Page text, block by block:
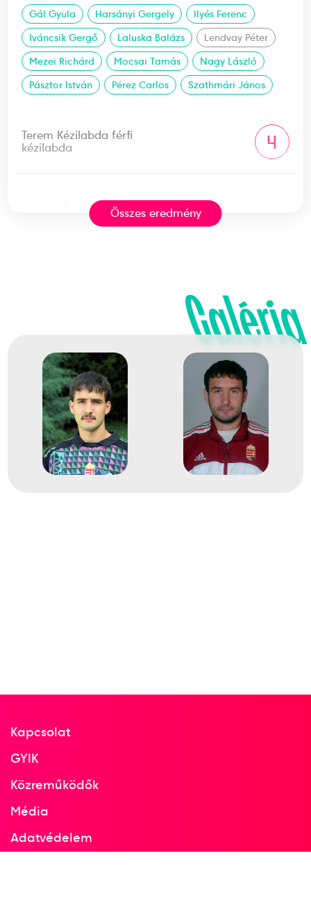
Gál Gyula
Harsányi Gergely
Ilyés Ferenc
Iváncsik Gergő
Laluska Balázs
Lendvay Péter
Mezei Richárd
Mocsai Tamás
Nagy László
Pásztor István
Pérez Carlos Szathmári János
Terem Kézilabda férfi
kézilabda
4
1992. júl.
Barcelona
XXV. nyári olimpiai játékok
Csicsay Ottó
Csoknyai István
Füzesi Ferenc Zoltán
Győrffy Sándor
Horváth Attila
Iváncsik Mihály
Marosi László
Mezei Richárd
Sibalin Jakab
Sótonyi László
Szathmári János
Zubjuk Igor
Zubjuk Igor
Terem Kézilabda férfi
Összes eredmény
Galéria
Kapcsolat
GYIK
Közreműködők
Média
Adatvédelem